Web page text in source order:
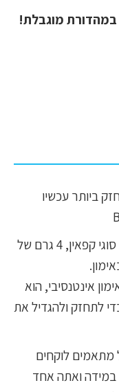
ביותר עכשיו
קדם האימון מבית ריצ’י פיאנה מכיל 8 סוגי קפאין, 4 גרם של
אינטנסיבי, הוא
לתחזק ולהגדיל את
לוקחים
במידה ואתה אחד